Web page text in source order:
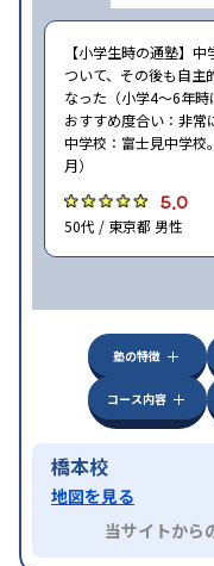
【小学生時の通塾】
ついて、その後も自主
なった（小学4〜6年
おすすめ度合い：非常
中学校：富士見中学校
月）
5.0
50代 / 東京都 男性
塾の特徴
コース内容
橋本校
地図を見る
当サイトから